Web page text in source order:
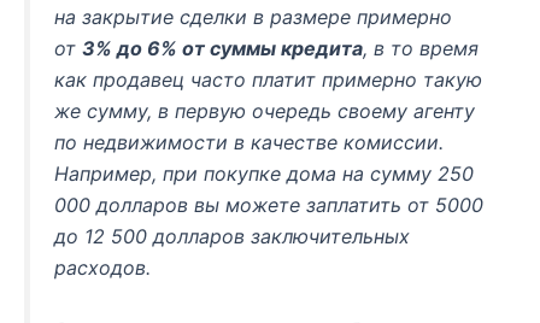
на закрытие сделки в размере примерно
от 3% до 6% от суммы кредита, в то время
как продавец часто платит примерно такую ​​​​
же сумму, в первую очередь своему агенту
по недвижимости в качестве комиссии.
Например, при покупке дома на сумму 250
000 долларов вы можете заплатить от 5000
до 12 500 долларов заключительных
расходов.